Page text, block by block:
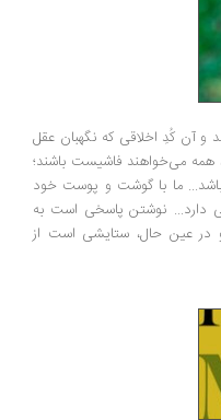
و آن کُدِ اخلاقی که نگهبان عقل
همه می‌خواهند فاشیست باشند؛
ما با گوشت و پوست خود
دارد... نوشتن پاسخی است به
و در عین حال، ستایشی است از